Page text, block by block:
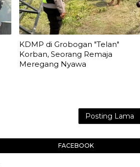
KDMP di Grobogan "Telan"
Korban, Seorang Remaja
Meregang Nyawa
Posting Lama
FACEBOOK